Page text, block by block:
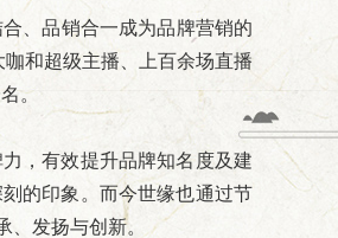
、品销合一成为品牌营销的
和超级主播、上百余场直播
。
，有效提升品牌知名度及建
的印象。而今世缘也通过节
、发扬与创新。